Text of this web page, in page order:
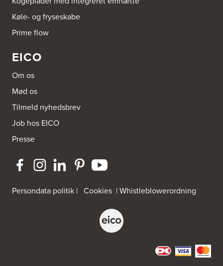
Køle- og fryseskabe
Prime flow
EICO
Om os
Mød os
Tilmeld nyhedsbrev
Job hos EICO
Presse
Persondata politik | Cookies |Whistleblowerordning